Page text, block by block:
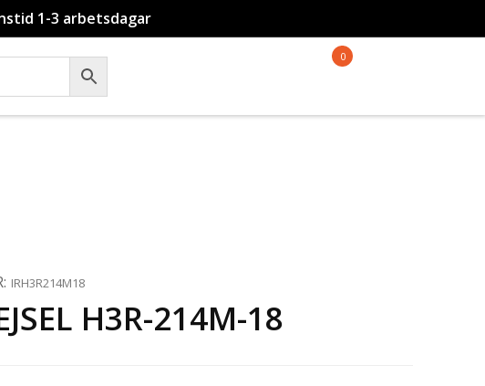
1-3 arbetsdagar
0
IRH3R214M18
H3R-214M-18